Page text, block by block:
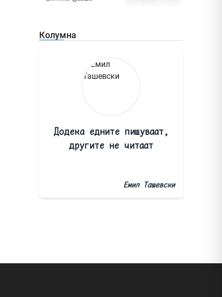
Колумна
Додека едните пишуваат,
другите не читаат
Емил Ташевски